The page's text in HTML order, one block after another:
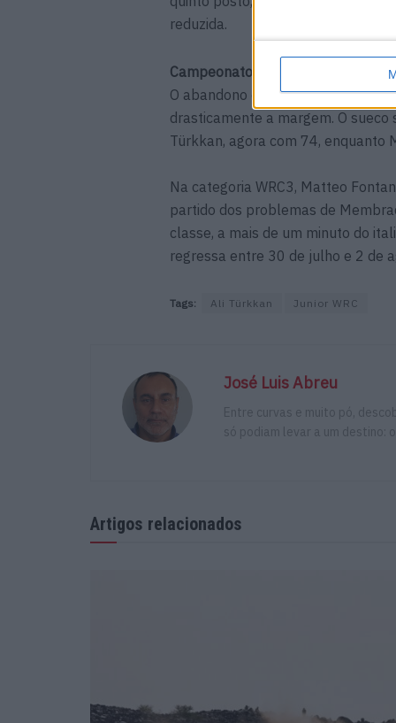
reduzida.
Campeonato reaquece antes da
O abandono de Carlberg não o
drasticamente a margem. O
Türkkan, agora com 74, enquanto
Na categoria WRC3, Matteo
partido dos problemas de
classe, a mais de um minuto do
regressa entre 30 de julho e 2 de
Tags: Ali Türkkan Junior WRC
José Luis Abreu
Entre curvas e muito pó,
só podiam levar a um destino:
Artigos relacionados